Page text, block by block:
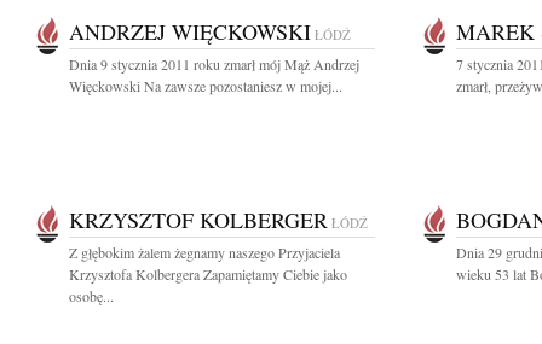
ANDRZEJ WIĘCKOWSKI ŁÓDŹ
Dnia 9 stycznia 2011 roku zmarł mój Mąż Andrzej
Więckowski Na zawsze pozostaniesz w mojej...
MAREK
7 stycznia
zmarł,
KRZYSZTOF KOLBERGER ŁÓDŹ
Z głębokim żalem żegnamy naszego Przyjaciela
Krzysztofa Kolbergera Zapamiętamy Ciebie jako
osobę...
Dnia 29
wieku 53 lat